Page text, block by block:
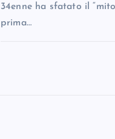
34enne ha sfatato il
prima…